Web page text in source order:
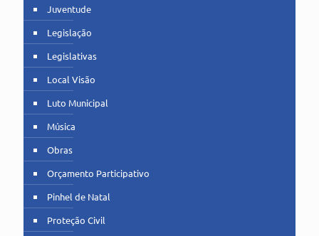
Juventude
Legislação
Legislativas
Local Visão
Luto Municipal
Música
Obras
Orçamento Participativo
Pinhel de Natal
Proteção Civil